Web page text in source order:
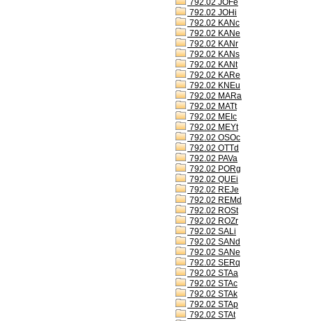
792.02 JOFe
792.02 JOHi
792.02 KANc
792.02 KANe
792.02 KANr
792.02 KANs
792.02 KANt
792.02 KARe
792.02 KNEu
792.02 MARa
792.02 MATt
792.02 MEIc
792.02 MEYt
792.02 OSOc
792.02 OTTd
792.02 PAVa
792.02 PORg
792.02 QUEi
792.02 REJe
792.02 REMd
792.02 ROSt
792.02 ROZr
792.02 SALi
792.02 SANd
792.02 SANe
792.02 SERq
792.02 STAa
792.02 STAc
792.02 STAk
792.02 STAp
792.02 STAt